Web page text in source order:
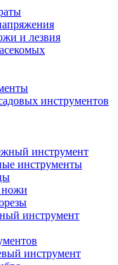
и лезвия
инструментов
инструмент
инструменты
инструмент
инструмент